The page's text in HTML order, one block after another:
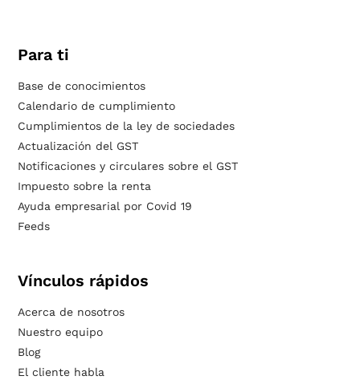
Para ti
Base de conocimientos
Calendario de cumplimiento
Cumplimientos de la ley de sociedades
Actualización del GST
Notificaciones y circulares sobre el GST
Impuesto sobre la renta
Ayuda empresarial por Covid 19
Feeds
Vínculos rápidos
Acerca de nosotros
Nuestro equipo
Blog
El cliente habla